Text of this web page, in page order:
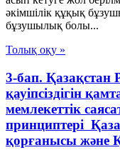
әкімшілік құқық
бұзушылық болы...
Толық оқу »
3-бап. Қазақстан
қауіпсіздігін
мемлекеттік
принциптері
қорғанысы және